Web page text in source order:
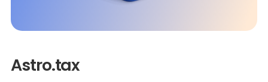
Astro.tax